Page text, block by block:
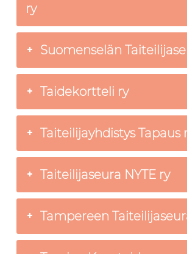
ry
Suomenselän
Taidekortteli ry
Taiteilijayhdistys Tapaus
Taiteilijaseura NYTE ry
Tampereen